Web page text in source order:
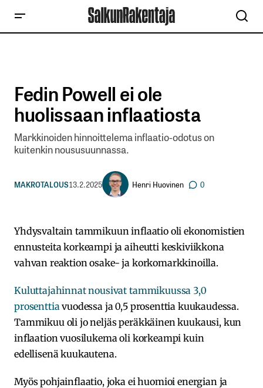
Fedin Powell ei ole
huolissaan inflaatiosta
Markkinoiden hinnoittelema inflaatio-odotus on
kuitenkin noususuunnassa.
MAKROTALOUS13.2.2025 Henri Huovinen 0
Yhdysvaltain tammikuun inflaatio oli ekonomistien
ennusteita korkeampi ja aiheutti keskiviikkona
vahvan reaktion osake- ja korkomarkkinoilla.
Kuluttajahinnat nousivat tammikuussa 3,0
prosenttia vuodessa ja 0,5 prosenttia kuukaudessa.
Tammikuu oli jo neljäs peräkkäinen kuukausi, kun
inflaation vuosilukema oli korkeampi kuin
edellisenä kuukautena.
Myös pohjainflaatio, joka ei huomioi energian ja